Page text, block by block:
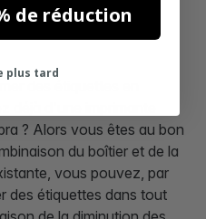
des étiquettes en
déjà d'une imprimante
? Alors vous êtes au bon
du boîtier et de la
vous pouvez, par
des étiquettes dans tout
de réduction
plus tard